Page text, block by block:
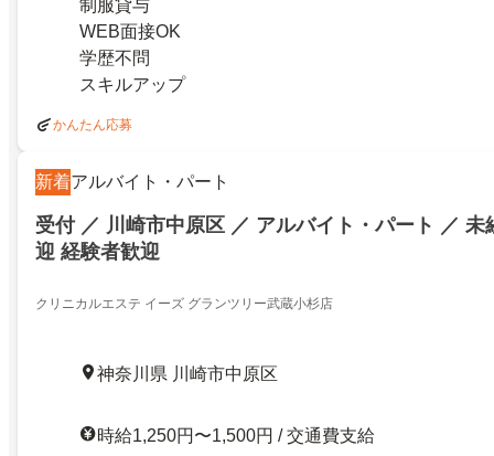
制服貸与
WEB面接OK
学歴不問
スキルアップ
かんたん応募
新着アルバイト・パート
受付 ／ 川崎市中原区 ／ アルバイト・パート ／ 未
迎 経験者歓迎
クリニカルエステ イーズ グランツリー武蔵小杉店
神奈川県 川崎市中原区
時給1,250円〜1,500円 / 交通費支給